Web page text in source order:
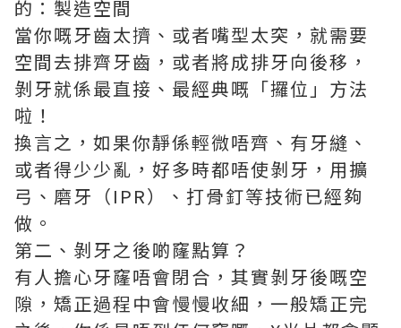
的：製造空間
當你嘅牙齒太擠、或者嘴型太突，就需要
空間去排齊牙齒，或者將成排牙向後移，
剝牙就係最直接、最經典嘅「攞位」方法
啦！
換言之，如果你靜係輕微唔齊、有牙縫、
或者得少少亂，好多時都唔使剝牙，用擴
弓、磨牙（IPR）、打骨釘等技術已經夠
做。
第二、剝牙之後啲窿點算？
有人擔心牙窿唔會閉合，其實剝牙後嘅空
隙，矯正過程中會慢慢收細，一般矯正完